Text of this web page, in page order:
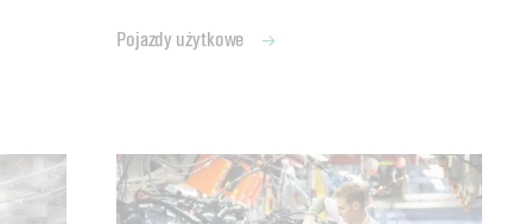
Pojazdy użytkowe